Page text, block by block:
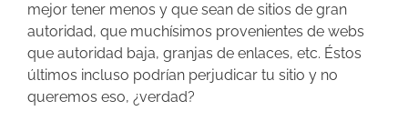
mejor tener menos y que sean de sitios de gran
autoridad, que muchísimos provenientes de webs
que autoridad baja, granjas de enlaces, etc. Éstos
últimos incluso podrían perjudicar tu sitio y no
queremos eso, ¿verdad?